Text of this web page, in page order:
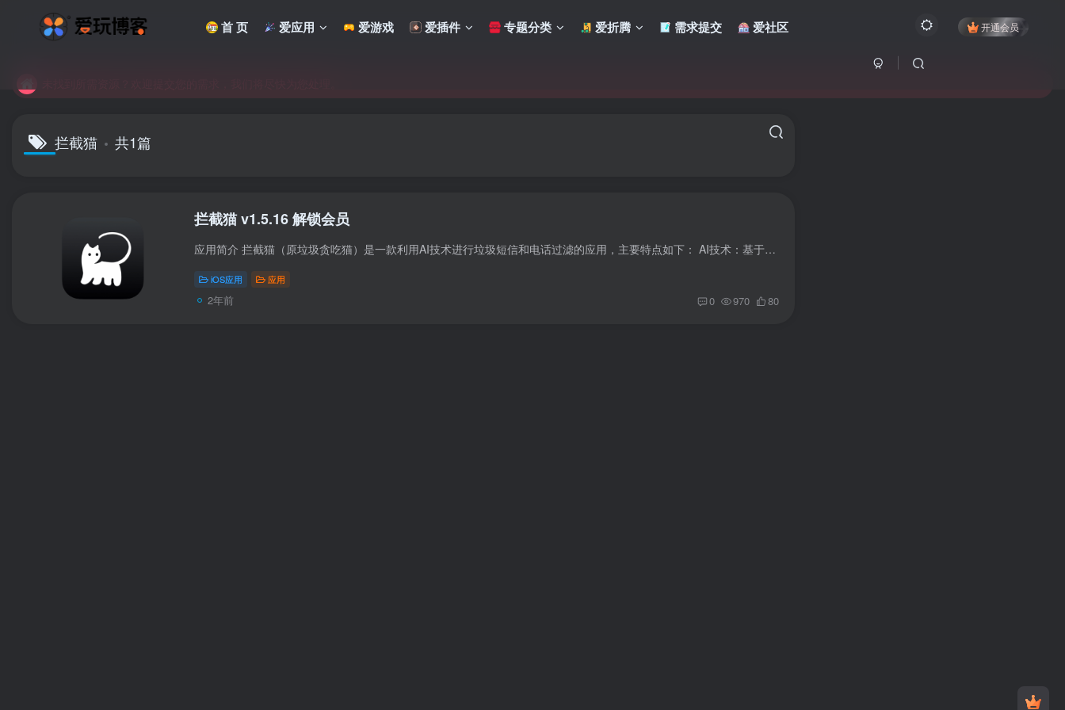
首 页 爱应用 爱游戏 爱插件 专题分类 爱折腾 需求提交 爱社区 开通会员
未找到所需资源？欢迎提交您的需求，我们将尽快为您处理。
拦截猫 共1篇
拦截猫 v1.5.16 解锁会员
应用简介 拦截猫（原垃圾贪吃猫）是一款利用AI技术进行垃圾短信和电话过滤的应用，主要特点如下： AI技术：基于先进的人工智能技术，实现离线状态下的垃圾短信和电话拦截。 样本训练：基于数万...
iOS应用 应用
2年前 0 970 80